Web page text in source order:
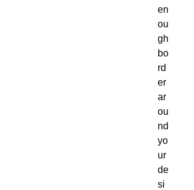
en
ou
gh
bo
rd
er
ar
ou
nd
yo
ur
de
si